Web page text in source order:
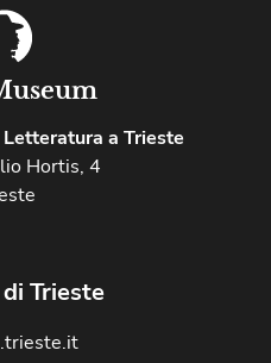
a Trieste
Hortis, 4
Trieste